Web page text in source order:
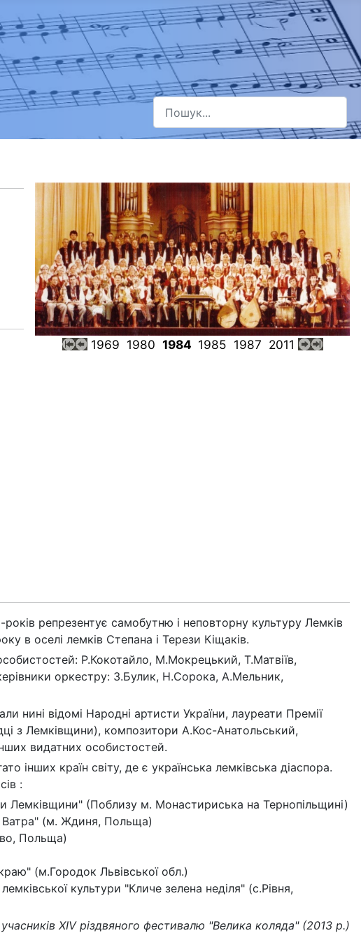
Пошук
Type 2 or more characters for results.
1969 1980 1984 1985 1987 2011
репрезентує самобутню і неповторну культуру Лемків
в оселі лемків Степана і Терези Кіщаків.
Р.Кокотайло, М.Мокрецький, Т.Матвіїв,
оркестру: З.Булик, Н.Сорока, А.Мельник,
нині відомі Народні артисти України, лауреати Премії
з Лемківщини), композитори А.Кос-Анатольський,
видатних особистостей.
інших країн світу, де є українська лемківська діаспора.
:
Лемківщини" (Поблизу м. Монастириська на Тернопільщині)
Ватра" (м. Ждиня, Польща)
Польща)
(м.Городок Львівської обл.)
культури "Кличе зелена неділя" (с.Рівня,
XIV різдвяного фестивалю "Велика коляда" (2013 р.)